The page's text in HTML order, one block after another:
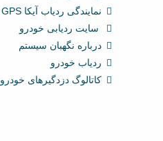
نمایندگی ردیاب آیکا AIKA GPS
سایت ردیابی خودرو
درباره نگهبان سیستم
ردیاب خودرو
کاتالوگ دزدگیرهای خودرو